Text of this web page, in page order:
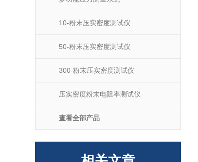
10-粉末压实密度测试仪
50-粉末压实密度测试仪
300-粉末压实密度测试仪
压实密度粉末电阻率测试仪
查看全部产品